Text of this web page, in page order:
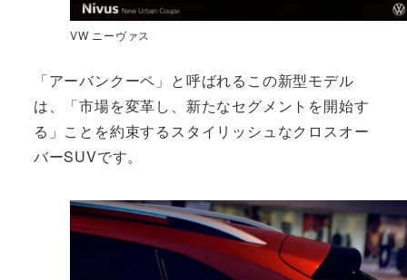
VW ニーヴァス
「アーバンクーペ」と呼ばれるこの新型モデル
は、「市場を変革し、新たなセグメントを開始す
る」ことを約束するスタイリッシュなクロスオー
バーSUVです。